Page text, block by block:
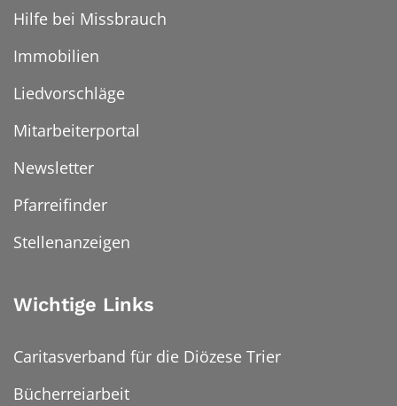
Hilfe bei Missbrauch
Immobilien
Liedvorschläge
Mitarbeiterportal
Newsletter
Pfarreifinder
Stellenanzeigen
Wichtige Links
Caritasverband für die Diözese Trier
Bücherreiarbeit